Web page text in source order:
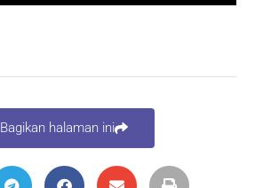
Bagikan halaman ini